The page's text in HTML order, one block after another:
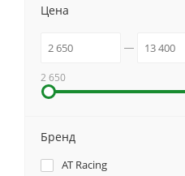
Цена
2 650
Бренд
AT Racing